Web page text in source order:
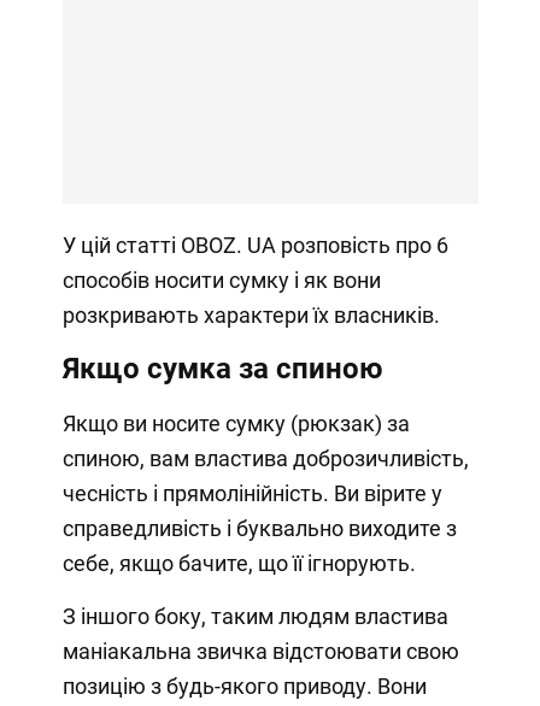
У цій статті OBOZ. UA розповість про 6
способів носити сумку і як вони
розкривають характери їх власників.
Якщо сумка за спиною
Якщо ви носите сумку (рюкзак) за
спиною, вам властива доброзичливість,
чесність і прямолінійність. Ви вірите у
справедливість і буквально виходите з
себе, якщо бачите, що її ігнорують.
З іншого боку, таким людям властива
маніакальна звичка відстоювати свою
позицію з будь-якого приводу. Вони